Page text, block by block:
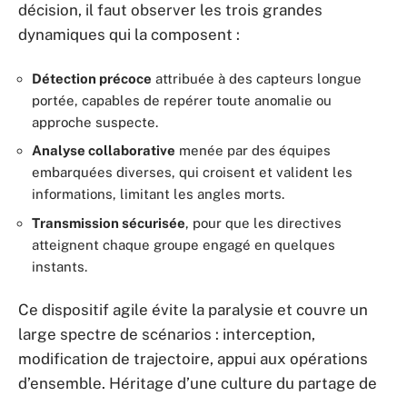
décision, il faut observer les trois grandes
dynamiques qui la composent :
Détection précoce attribuée à des capteurs longue
portée, capables de repérer toute anomalie ou
approche suspecte.
Analyse collaborative menée par des équipes
embarquées diverses, qui croisent et valident les
informations, limitant les angles morts.
Transmission sécurisée, pour que les directives
atteignent chaque groupe engagé en quelques
instants.
Ce dispositif agile évite la paralysie et couvre un
large spectre de scénarios : interception,
modification de trajectoire, appui aux opérations
d’ensemble. Héritage d’une culture du partage de